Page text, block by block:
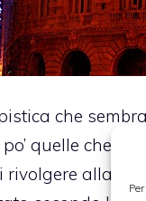
che
quelle che
rivolgere alla